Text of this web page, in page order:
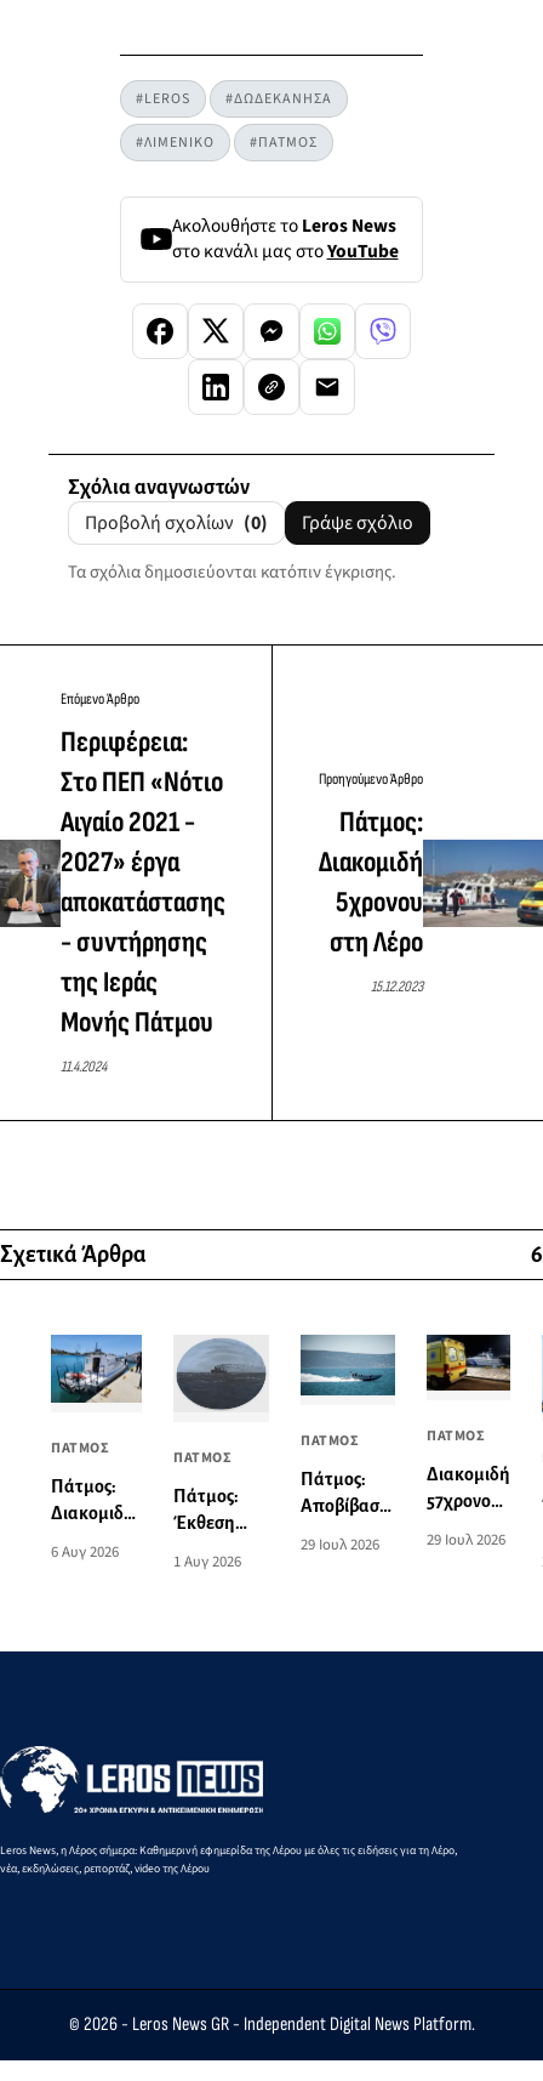
#LEROS #ΔΩΔΕΚΑΝΗΣΑ
#ΛΙΜΕΝΙΚΟ #ΠΑΤΜΟΣ
Ακολουθήστε τοLeros News
στο κανάλι μας στοYouTube
Σχόλια αναγνωστών
Προβολή σχολίων (0) Γράψε σχόλιο
Τα σχόλια δημοσιεύονται κατόπιν έγκρισης.
Επόμενο Άρθρο
Περιφέρεια:
Στο ΠΕΠ «Νότιο
Αιγαίο 2021 -
2027» έργα
αποκατάστασης
- συντήρησης
της Ιεράς
Μονής Πάτμου
11.4.2024
Προηγούμενο Άρθρο
Πάτμος:
Διακομιδή
5χρονου
στη Λέρο
15.12.2023
Σχετικά Άρθρα 6
ΠΑΤΜΟΣ
Πάτμος:
Διακομιδή
στη Λέρο
σκάφος του
6 Αυγ 2026
ΠΑΤΜΟΣ
Πάτμος:
Έκθεση
του Norman
Σταύρακα
1 Αυγ 2026
ΠΑΤΜΟΣ
Πάτμος:
Αποβίβαση
29 Ιουλ 2026
ΠΑΤΜΟΣ
Διακομιδή
57χρονου
29 Ιουλ 2026
Leros News, η Λέρος σήμερα: Καθημερινή εφημερίδα της Λέρου με όλες τις ειδήσεις για τη Λέρο,
νέα, εκδηλώσεις, ρεπορτάζ, video της Λέρου
© 2026 - Leros News GR- Independent Digital News Platform.